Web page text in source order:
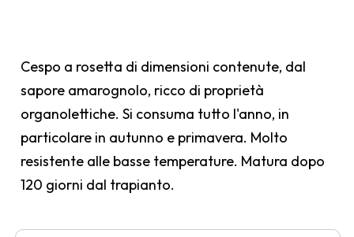
Cespo a rosetta di dimensioni contenute, dal
sapore amarognolo, ricco di proprietà
organolettiche. Si consuma tutto l'anno, in
particolare in autunno e primavera. Molto
resistente alle basse temperature. Matura dopo
120 giorni dal trapianto.